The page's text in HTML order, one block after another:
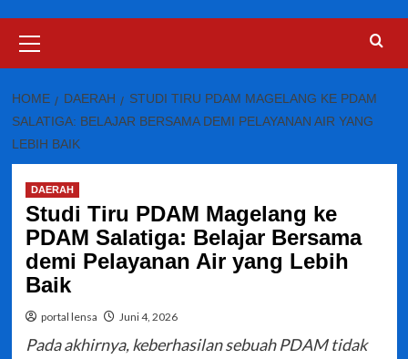
Menu
HOME DAERAH
STUDI TIRU PDAM MAGELANG KE PDAM
SALATIGA: BELAJAR BERSAMA DEMI PELAYANAN AIR YANG
LEBIH BAIK
DAERAH
Studi Tiru PDAM Magelang ke
PDAM Salatiga: Belajar Bersama
demi Pelayanan Air yang Lebih
Baik
portal lensa Juni 4, 2026
Pada akhirnya, keberhasilan sebuah PDAM tidak